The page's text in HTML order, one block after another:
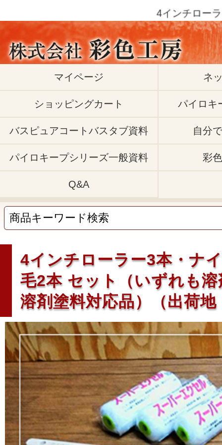
4インチローラ
マイページ ネ
ショッピングカート パイロキ
バスピュアコートバスタブ資料 自分
パイロキープシリーズ一般資料 彩
Q&A
4インチローラー3本・ナ
毛2本 セット（いずれも
溶剤塗料対応品）（出荷地